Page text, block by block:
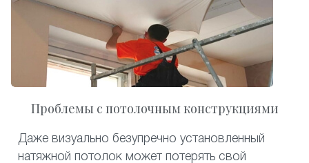
Проблемы с потолочным конструкциями
Даже визуально безупречно установленный
натяжной потолок может потерять свой